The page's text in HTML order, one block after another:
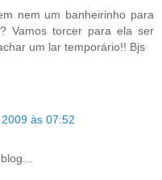
nem um banheirinho para
Vamos torcer para ela ser
um lar temporário!! Bjs
às 07:52